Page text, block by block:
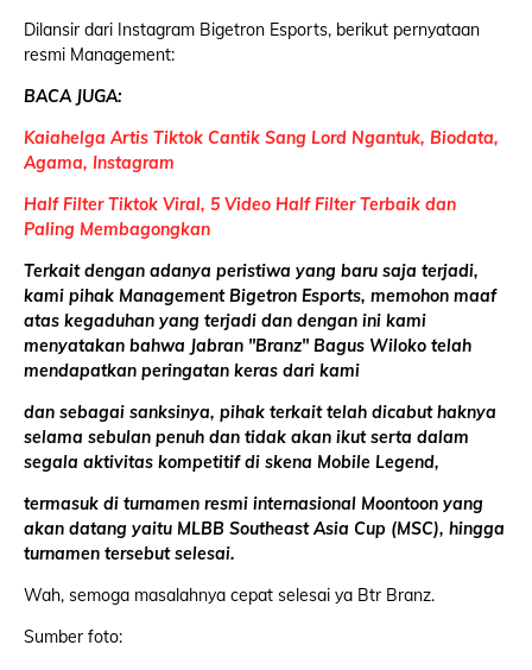
Dilansir dari Instagram Bigetron Esports, berikut pernyataan
resmi Management:
BACA JUGA:
Kaiahelga Artis Tiktok Cantik Sang Lord Ngantuk, Biodata,
Agama, Instagram
Half Filter Tiktok Viral, 5 Video Half Filter Terbaik dan
Paling Membagongkan
Terkait dengan adanya peristiwa yang baru saja terjadi,
kami pihak Management Bigetron Esports, memohon maaf
atas kegaduhan yang terjadi dan dengan ini kami
menyatakan bahwa Jabran "Branz" Bagus Wiloko telah
mendapatkan peringatan keras dari kami
dan sebagai sanksinya, pihak terkait telah dicabut haknya
selama sebulan penuh dan tidak akan ikut serta dalam
segala aktivitas kompetitif di skena Mobile Legend,
termasuk di turnamen resmi internasional Moontoon yang
akan datang yaitu MLBB Southeast Asia Cup (MSC), hingga
turnamen tersebut selesai.
Wah, semoga masalahnya cepat selesai ya Btr Branz.
Sumber foto: